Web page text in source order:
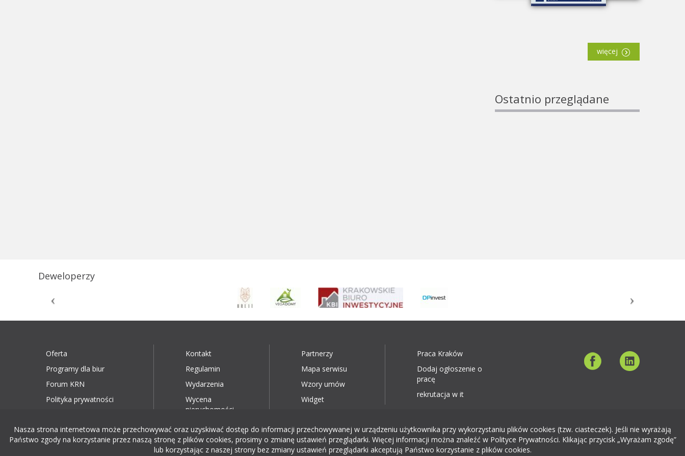
więcej
Ostatnio przeglądane
Deweloperzy
Oferta
Programy dla biur
Forum KRN
Polityka prywatności
Kontakt
Regulamin
Wydarzenia
Wycena
nieruchomości
Partnerzy
Mapa serwisu
Wzory umów
Widget
Praca Kraków
Dodaj ogłoszenie o
pracę
rekrutacja w it
Nasza strona internetowa może przechowywać oraz uzyskiwać dostęp do informacji przechowywanej w urządzeniu użytkownika przy wykorzystaniu plików cookies (tzw. ciasteczek). Jeśli nie wyrażają
Państwo zgody na korzystanie przez naszą stronę z plików cookies, prosimy o zmianę ustawień przeglądarki. Więcej informacji można znaleźć w Polityce Prywatności. Klikając przycisk „Wyrażam zgodę”
lub korzystając z naszej strony bez zmiany ustawień przeglądarki akceptują Państwo korzystanie z plików cookies.